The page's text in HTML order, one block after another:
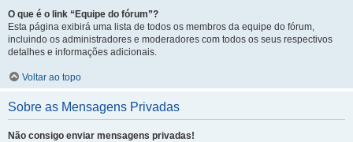
O que é o link “Equipe do fórum”?
Esta página exibirá uma lista de todos os membros da equipe do fórum,
incluindo os administradores e moderadores com todos os seus respectivos
detalhes e informações adicionais.
Voltar ao topo
Sobre as Mensagens Privadas
Não consigo enviar mensagens privadas!